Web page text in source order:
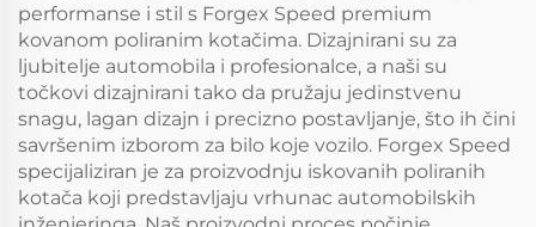
performanse i stil s Forgex Speed premium
kovanom poliranim kotačima. Dizajnirani su za
ljubitelje automobila i profesionalce, a naši su
točkovi dizajnirani tako da pružaju jedinstvenu
snagu, lagan dizajn i precizno postavljanje, što ih čini
savršenim izborom za bilo koje vozilo. Forgex Speed
specijaliziran je za proizvodnju iskovanih poliranih
kotača koji predstavljaju vrhunac automobilskih